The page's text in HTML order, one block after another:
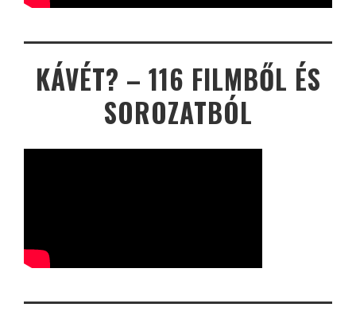
KÁVÉT? – 116 FILMBŐL ÉS
SOROZATBÓL